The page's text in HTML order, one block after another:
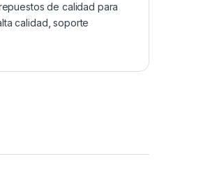
de calidad para
calidad ,soporte